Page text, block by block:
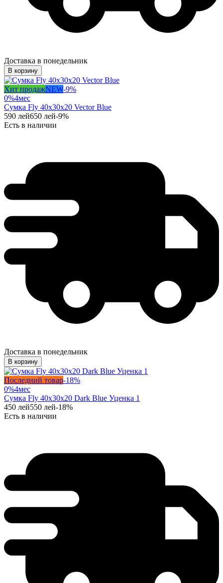
Доставка в понедельник
В корзину
Хит продажNEW-9%
0%4мес
Сумка Fly 40x30x20 Vector Blue
590 лей650 лей-9%
Есть в наличии
Доставка в понедельник
В корзину
Последний товар-18%
0%4мес
Сумка Fly 40x30x20 Dark Blue Уценка 1
450 лей550 лей-18%
Есть в наличии